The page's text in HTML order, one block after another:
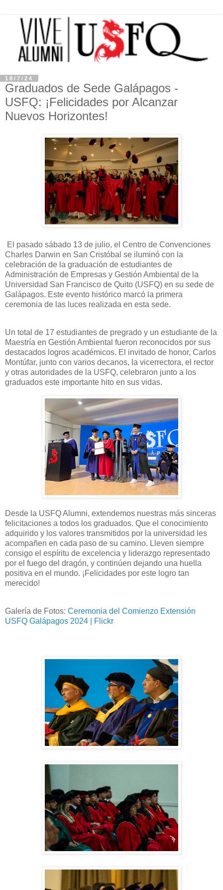
18/7/24
Graduados de Sede Galápagos -
USFQ: ¡Felicidades por Alcanzar
Nuevos Horizontes!
El pasado sábado 13 de julio, el Centro de Convenciones
Charles Darwin en San Cristóbal se iluminó con la
celebración de la graduación de estudiantes de
Administración de Empresas y Gestión Ambiental de la
Universidad San Francisco de Quito (USFQ) en su sede de
Galápagos. Este evento histórico marcó la primera
ceremonia de las luces realizada en esta sede.
Un total de 17 estudiantes de pregrado y un estudiante de la
Maestría en Gestión Ambiental fueron reconocidos por sus
destacados logros académicos. El invitado de honor, Carlos
Montúfar, junto con varios decanos, la vicerrectora, el rector
y otras autoridades de la USFQ, celebraron junto a los
graduados este importante hito en sus vidas.
Desde la USFQ Alumni, extendemos nuestras más sinceras
felicitaciones a todos los graduados. Que el conocimiento
adquirido y los valores transmitidos por la universidad les
acompañen en cada paso de su camino. Lleven siempre
consigo el espíritu de excelencia y liderazgo representado
por el fuego del dragón, y continúen dejando una huella
positiva en el mundo. ¡Felicidades por este logro tan
merecido!
Galería de Fotos: Ceremonia del Comienzo Extensión
USFQ Galápagos 2024 | Flickr